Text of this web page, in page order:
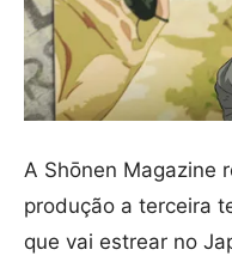
A Shōnen Magazine
produção a terceira
que vai estrear no